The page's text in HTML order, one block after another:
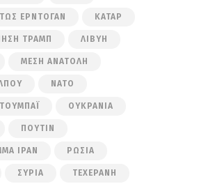
ΕΡΝΤΟΓΆΝ ΚΑΤΆΡ
ΤΡΑΜΠ ΛΙΒΎΗ
ΜΈΣΗ ΑΝΑΤΟΛΉ
ΝΑΤΟ
ΟΥΚΡΑΝΊΑ
ΠΟΎΤΙΝ
ΙΡΆΝ ΡΩΣΊΑ
ΣΥΡΊΑ ΤΕΧΕΡΆΝΗ